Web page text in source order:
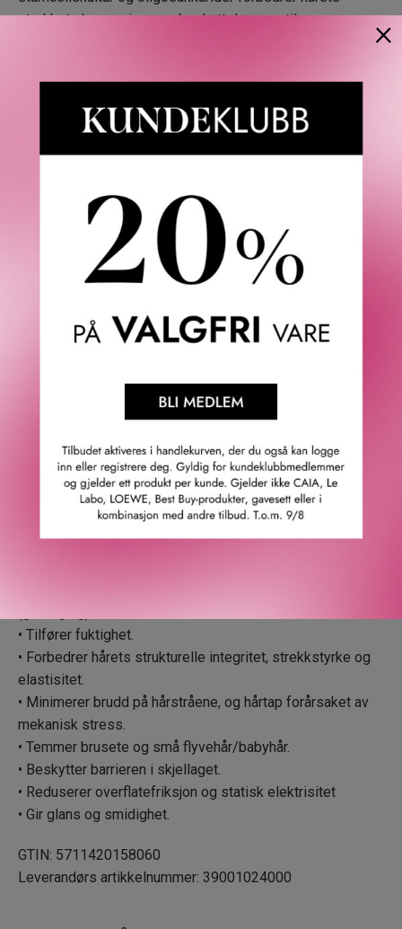
strekkstyrke og gir varmebeskyttelse opp til
skader i hårstråets fiberlag og beskytter skjellagbarrieren.
Macadamia og kukui olje polerer, gir glans og minimerer
belastningen fra mekanisk stress, mens squalane holder
på fuktigheten.
Egenskaper:
• Denne lette kremen gir omfattende beskyttelse og pleie
for alle hårtyper.
• Etterlater håret smidig, skinnende og silkemykt.
• Formel uten gluten og animalske produkter.
signaturduft
Hjertenoter: Rose, vintergrønn og geranium.
Fordeler:
• Gir varmebeskyttelse opp til 450°F/230°C.
• Gir antioksidantbeskyttelse.
• Beskytter hårets proteiner og lipider mot UV-indusert
• Tilfører fuktighet.
• Forbedrer hårets strukturelle integritet, strekkstyrke og
elastisitet.
• Minimerer brudd på hårstråene, og hårtap forårsaket av
mekanisk stress.
• Temmer brusete og små flyvehår/babyhår.
• Beskytter barrieren i skjellaget.
• Reduserer overflatefriksjon og statisk elektrisitet
• Gir glans og smidighet.
GTIN: 5711420158060
Leverandørs artikkelnummer: 39001024000
×